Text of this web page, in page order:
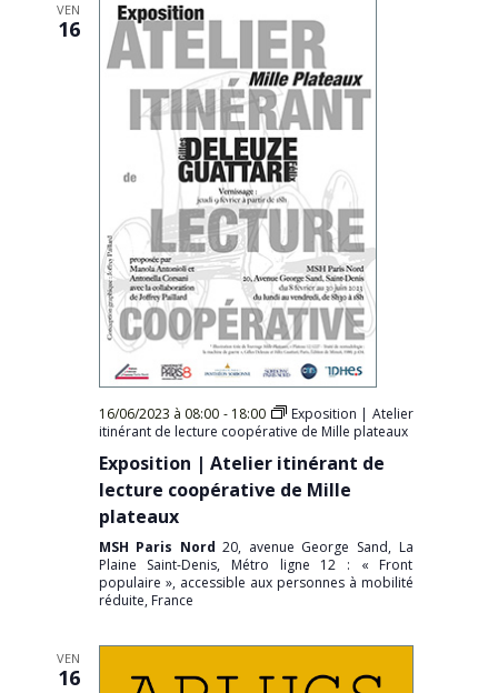
VEN
16
16/06/2023 à 08:00 - 18:00
Exposition | Atelier
itinérant de lecture coopérative de Mille plateaux
Exposition | Atelier itinérant de
lecture coopérative de Mille
plateaux
MSH Paris Nord20, avenue George Sand, La
Plaine Saint-Denis, Métro ligne 12 : « Front
populaire », accessible aux personnes à mobilité
réduite, France
VEN
16